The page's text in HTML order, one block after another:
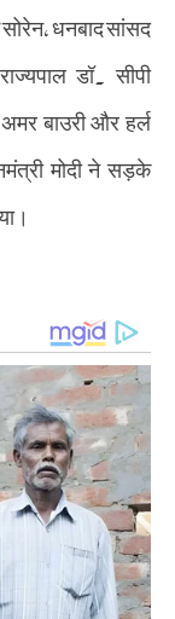
धनबाद सांसद
डॉ. सीपी
बाउरी और हर्ल
मोदी ने सड़के